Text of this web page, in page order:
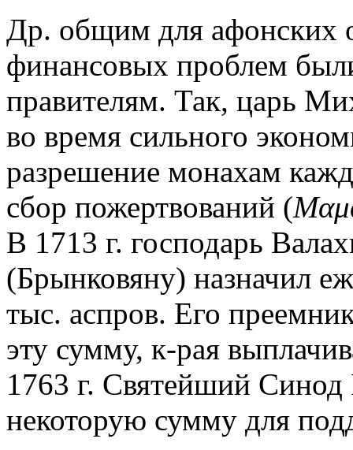
Др. общим для афонских
финансовых проблем
правителям. Так, царь
во время сильного
разрешение монахам
сбор пожертвований (
В 1713 г. господарь
(Брынковяну) назначил
тыс. аспров. Его
эту сумму, к-рая
1763 г. Святейший
некоторую сумму для